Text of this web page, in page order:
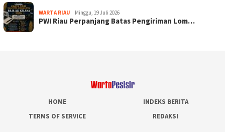
WARTA RIAU Minggu, 19 Juli 2026
PWI Riau Perpanjang Batas Pengiriman Lom…
HOME
INDEKS BERITA
TERMS OF SERVICE
REDAKSI